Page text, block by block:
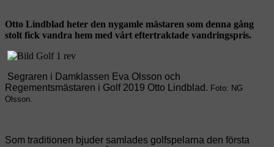
Otto Lindblad heter den nygamle mästaren som denna gång
stolt fick vandra hem med vårt eftertraktade vandringspris.
Segraren i Damklassen Eva Olsson och
Regementsmästaren i Golf 2019 Otto Lindblad. Foto: NG
Olsson.
Som traditionen bjuder samlades golfspelarna den första